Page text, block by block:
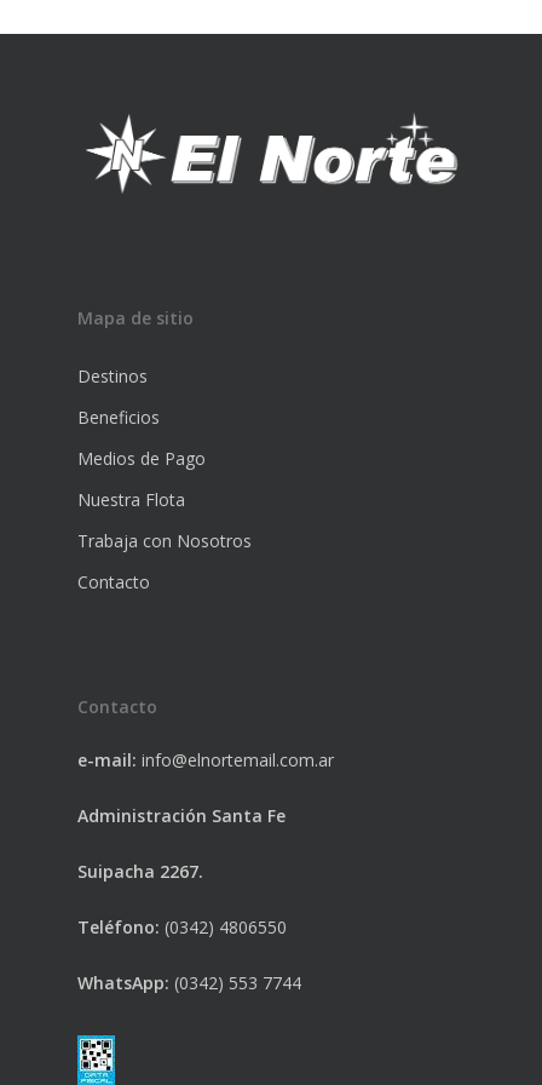
Mapa de sitio
Destinos
Beneficios
Medios de Pago
Nuestra Flota
Trabaja con Nosotros
Contacto
Contacto
e-mail: info@elnortemail.com.ar
Administración Santa Fe
Suipacha 2267.
Teléfono: (0342) 4806550
WhatsApp: (0342) 553 7744